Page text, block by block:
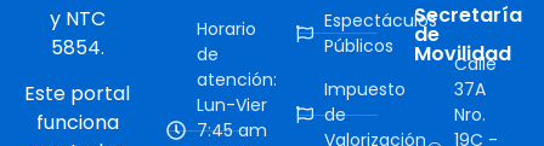
y NTC
5854.
Este portal
funciona
Horario
de
atención:
Lun-Vier
7:45 am
Espectáculos
Públicos
Impuesto
de
Valorización
Secretaría
de
Movilidad
Calle
37A
Nro.
19C -